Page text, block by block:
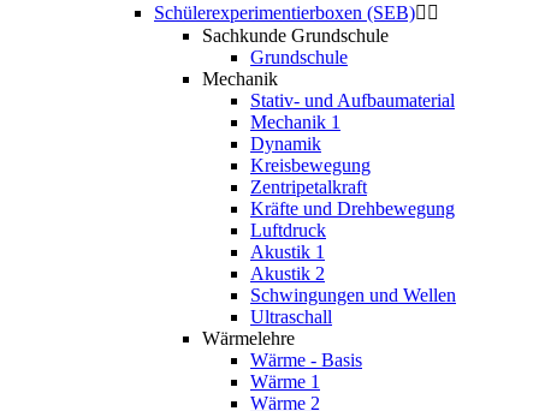
Schülerexperimentierboxen (SEB) 
Sachkunde Grundschule
Grundschule
Mechanik
Stativ- und Aufbaumaterial
Mechanik 1
Dynamik
Kreisbewegung
Zentripetalkraft
Kräfte und Drehbewegung
Luftdruck
Akustik 1
Akustik 2
Schwingungen und Wellen
Ultraschall
Wärmelehre
Wärme - Basis
Wärme 1
Wärme 2